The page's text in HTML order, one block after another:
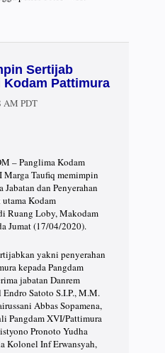
Sertijab
Kodam Pattimura
AM PDT
– Panglima Kodam
Taufiq memimpin
Jabatan dan Penyerahan
utama Kodam
Ruang Loby, Makodam
Jumat (17/04/2020).
yakni penyerahan
kepada Pangdam
jabatan Danrem
Satoto S.I.P., M.M.
Abbas Sopamena,
Pangdam XVI/Pattimura
Pronoto Yudha
Kolonel Inf Erwansyah,